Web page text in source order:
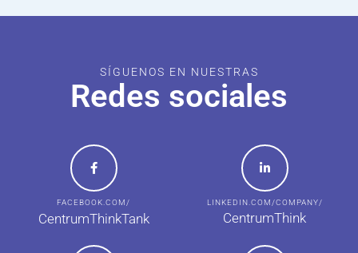
SÍGUENOS EN NUESTRAS
Redes sociales
FACEBOOK.COM/
CentrumThinkTank
LINKEDIN.COM/COMPANY/
CentrumThink